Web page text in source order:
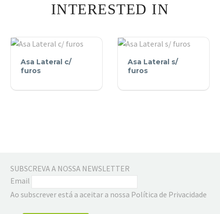
INTERESTED IN
Lateral
furos
Asa Lateral c/
furos
Lateral
furos
Asa Lateral s/
furos
SUBSCREVA A NOSSA NEWSLETTER
Email
Ao subscrever está a aceitar a nossa Política de Privacidade